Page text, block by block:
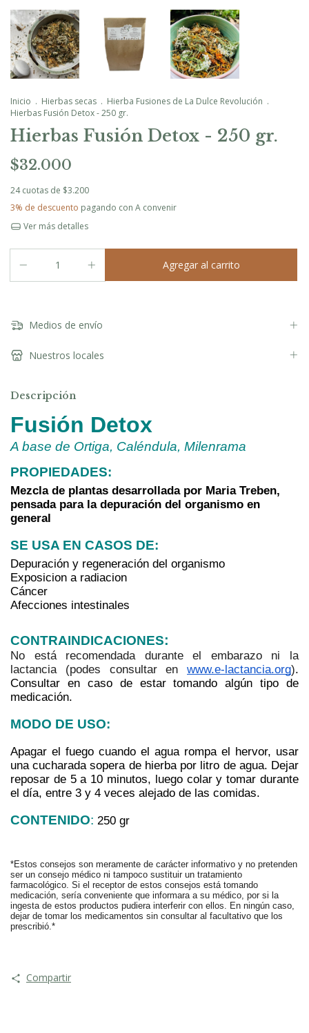
Inicio . Hierbas secas . Hierba Fusiones de La Dulce Revolución .
Hierbas Fusión Detox - 250 gr.
Hierbas Fusión Detox - 250 gr.
$32.000
24 cuotas de $3.200
3% de descuento pagando con A convenir
Ver más detalles
Medios de envío
Nuestros locales
Descripción
Fusión Detox
A base de Ortiga, Caléndula, Milenrama
PROPIEDADES:
Mezcla de plantas desarrollada por Maria Treben,
pensada para la depuración del organismo en
general
SE USA EN CASOS DE:
Depuración y regeneración del organismo
Exposicion a radiacion
Cáncer
Afecciones intestinales
CONTRAINDICACIONES:
No está recomendada durante el embarazo ni la
lactancia (podes consultar en www.e-lactancia.org).
Consultar en caso de estar tomando algún tipo de
medicación.
MODO DE USO:
Apagar el fuego cuando el agua rompa el hervor, usar
una cucharada sopera de hierba por litro de agua. Dejar
reposar de 5 a 10 minutos, luego colar y tomar durante
el día, entre 3 y 4 veces alejado de las comidas.
CONTENIDO: 250 gr
*Estos consejos son meramente de carácter informativo y no pretenden
ser un consejo médico ni tampoco sustituir un tratamiento
farmacológico. Si el receptor de estos consejos está tomando
medicación, sería conveniente que informara a su médico, por si la
ingesta de estos productos pudiera interferir con ellos. En ningún caso,
dejar de tomar los medicamentos sin consultar al facultativo que los
prescribió.*
Compartir